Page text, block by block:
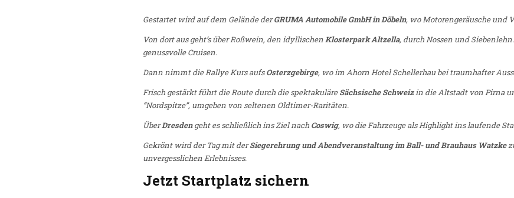
Gestartet wird auf dem Gelände derGRUMA Automobile GmbH in Döbeln, wo Motorengeräusche und
Von dort aus geht’s über Roßwein, den idyllischenKlosterpark Altzella, durch Nossen und
genussvolle Cruisen.
Dann nimmt die Rallye Kurs aufsOsterzgebirge, wo im Ahorn Hotel Schellerhau bei traumhafter
Frisch gestärkt führt die Route durch die spektakuläreSächsische Schweizin die Altstadt von Pirna
“Nordspitze”, umgeben von seltenen Oldtimer-Raritäten.
ÜberDresdengeht es schließlich ins Ziel nach Coswig, wo die Fahrzeuge als Highlight ins laufende
Gekrönt wird der Tag mit derSiegerehrung und Abendveranstaltung im Ball- und Brauhaus Watzke
unvergesslichen Erlebnisses.
Jetzt Startplatz sichern